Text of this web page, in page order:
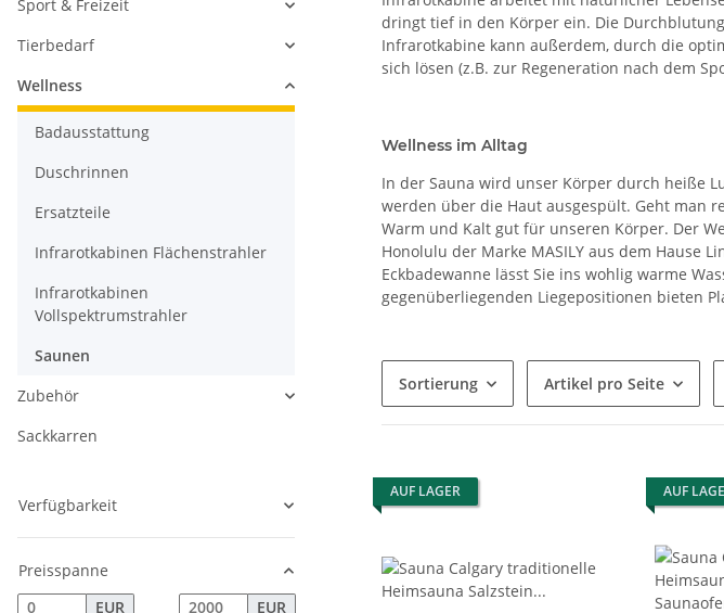
dringt tief in den Körper ein. Die
Infrarotkabine kann außerdem, durch die
sich lösen (z.B. zur Regeneration nach dem
Wellness im Alltag
In der Sauna wird unser Körper durch heiße
werden über die Haut ausgespült. Geht man
Warm und Kalt gut für unseren Körper. Der
Honolulu der Marke MASILY aus dem Hause
Eckbadewanne lässt Sie ins wohlig warme
gegenüberliegenden Liegepositionen bieten
Sortierung Artikel pro Seite
AUF LAGER AUF
Sport & Freizeit
Tierbedarf
Wellness
Badausstattung
Duschrinnen
Ersatzteile
Infrarotkabinen Flächenstrahler
Infrarotkabinen
Vollspektrumstrahler
Saunen
Zubehör
Sackkarren
Verfügbarkeit
Preisspanne
EUR
EUR